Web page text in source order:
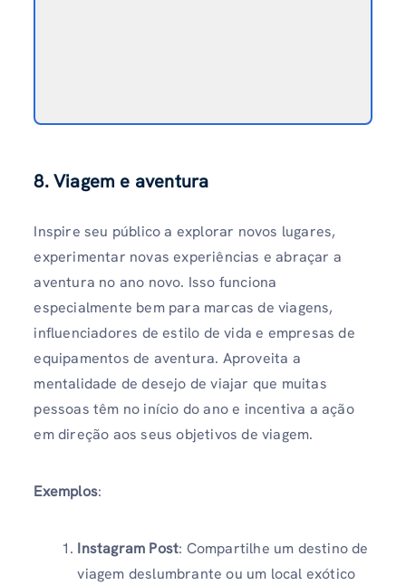
8. Viagem e aventura
Inspire seu público a explorar novos lugares,
experimentar novas experiências e abraçar a
aventura no ano novo. Isso funciona
especialmente bem para marcas de viagens,
influenciadores de estilo de vida e empresas de
equipamentos de aventura. Aproveita a
mentalidade de desejo de viajar que muitas
pessoas têm no início do ano e incentiva a ação
em direção aos seus objetivos de viagem.
Exemplos:
Instagram Post: Compartilhe um destino de
viagem deslumbrante ou um local exótico